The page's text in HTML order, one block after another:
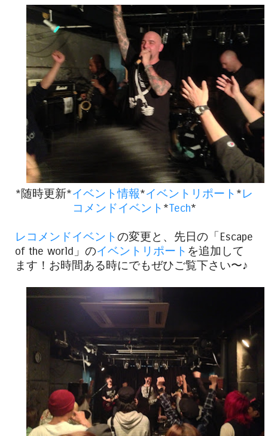
*随時更新*イベント情報*イベントリポート *レ
コメンドイベント *Tech*
レコメンドイベントの変更と、先日の「Escape
of the world」のイベントリポート を追加して
ます！お時間ある時にでもぜひご覧下さい〜♪